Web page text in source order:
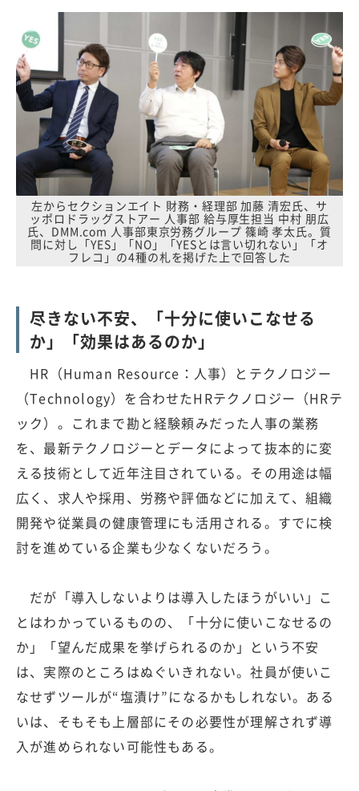
左からセクションエイト 財務・経理部 加藤 清宏氏、サ
ッポロドラッグストアー 人事部 給与厚生担当 中村 朋広
氏、DMM.com 人事部東京労務グループ 篠崎 孝太氏。質
問に対し「YES」「NO」「YESとは言い切れない」「オ
フレコ」の4種の札を掲げた上で回答した
尽きない不安、「十分に使いこなせる
か」「効果はあるのか」
HR（Human Resource：人事）とテクノロジー
（Technology）を合わせたHRテクノロジー（HRテ
ック）。これまで勘と経験頼みだった人事の業務
を、最新テクノロジーとデータによって抜本的に変
える技術として近年注目されている。その用途は幅
広く、求人や採用、労務や評価などに加えて、組織
開発や従業員の健康管理にも活用される。すでに検
討を進めている企業も少なくないだろう。
だが「導入しないよりは導入したほうがいい」こ
とはわかっているものの、「十分に使いこなせるの
か」「望んだ成果を挙げられるのか」という不安
は、実際のところはぬぐいきれない。社員が使いこ
なせずツールが“塩漬け”になるかもしれない。ある
いは、そもそも上層部にその必要性が理解されず導
入が進められない可能性もある。